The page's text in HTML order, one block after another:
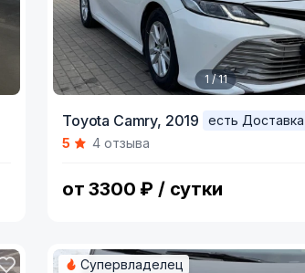
of
1 / 11
Toyota Camry, 2019
есть Доставка
5
4 отзыва
от 3300 ₽ / сутки
Супервладелец